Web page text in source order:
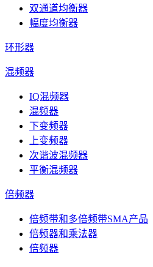
双通道均衡器
幅度均衡器
环形器
混频器
IQ混频器
混频器
下变频器
上变频器
次谐波混频器
平衡混频器
倍频器
倍频带和多倍频带SMA产品
倍频器和乘法器
倍频器